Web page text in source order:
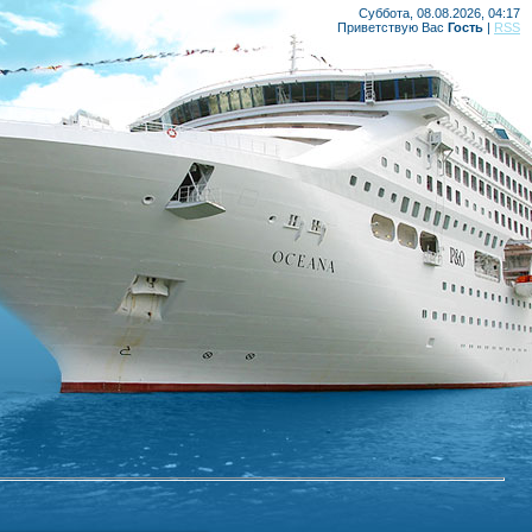
Суббота, 08.08.2026, 04:17
Приветствую Вас Гость | RSS